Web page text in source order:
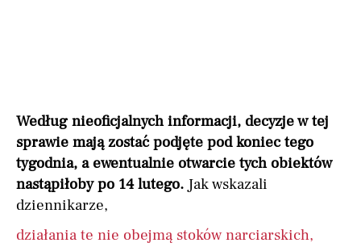
Według nieoficjalnych informacji, decyzje w tej
sprawie mają zostać podjęte pod koniec tego
tygodnia, a ewentualnie otwarcie tych obiektów
nastąpiłoby po 14 lutego. Jak wskazali
dziennikarze,
działania te nie obejmą stoków narciarskich,